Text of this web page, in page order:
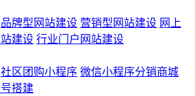
品牌型网站建设 营销型网站建设 网上
建设 行业门户网站建设
社区团购小程序 微信小程序分销商城
搭建